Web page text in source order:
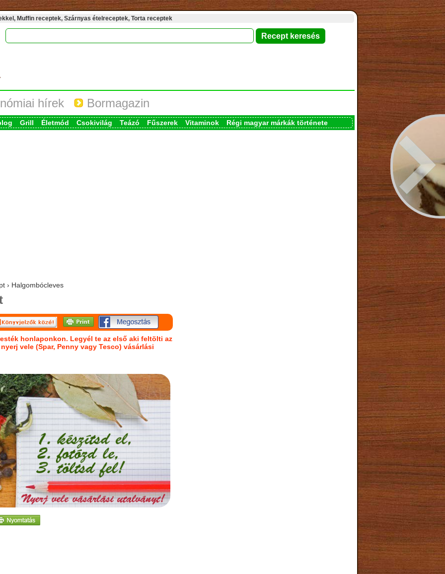
Muffin receptek, Szárnyas ételreceptek, Torta receptek
hírek Bormagazin
Grill Életmód Csokivilág Teázó Fűszerek Vitaminok Régi magyar márkák története
› Halgombócleves
honlaponkon. Legyél te az első aki feltölti az
vele (Spar, Penny vagy Tesco) vásárlási